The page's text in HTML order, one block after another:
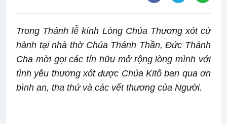
Trong Thánh lễ kính Lòng Chúa Thương xót cử
hành tại nhà thờ Chúa Thánh Thần, Đức Thánh
Cha mời gọi các tín hữu mở rộng lòng mình với
tình yêu thương xót được Chúa Kitô ban qua ơn
bình an, tha thứ và các vết thương của Người.